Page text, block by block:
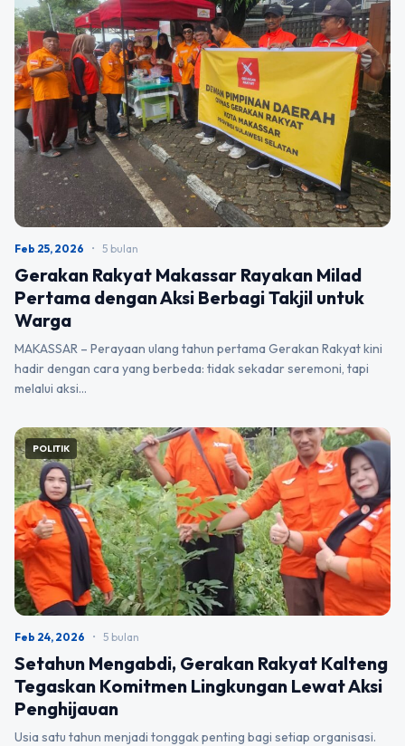
Feb 25, 2026 • 5 bulan
Gerakan Rakyat Makassar Rayakan Milad
Pertama dengan Aksi Berbagi Takjil untuk
Warga
MAKASSAR – Perayaan ulang tahun pertama Gerakan Rakyat kini
hadir dengan cara yang berbeda: tidak sekadar seremoni, tapi
melalui aksi…
POLITIK
Feb 24, 2026 • 5 bulan
Setahun Mengabdi, Gerakan Rakyat Kalteng
Tegaskan Komitmen Lingkungan Lewat Aksi
Penghijauan
Usia satu tahun menjadi tonggak penting bagi setiap organisasi.